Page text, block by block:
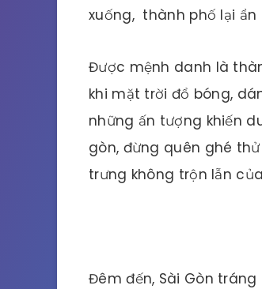
xuống, thành phố lại ẩn
Được mệnh danh là
khi mặt trời đổ bóng,
những ấn tượng khiến
gòn, đừng quên ghé
trưng không trộn lẫn
Đêm đến, Sài Gòn